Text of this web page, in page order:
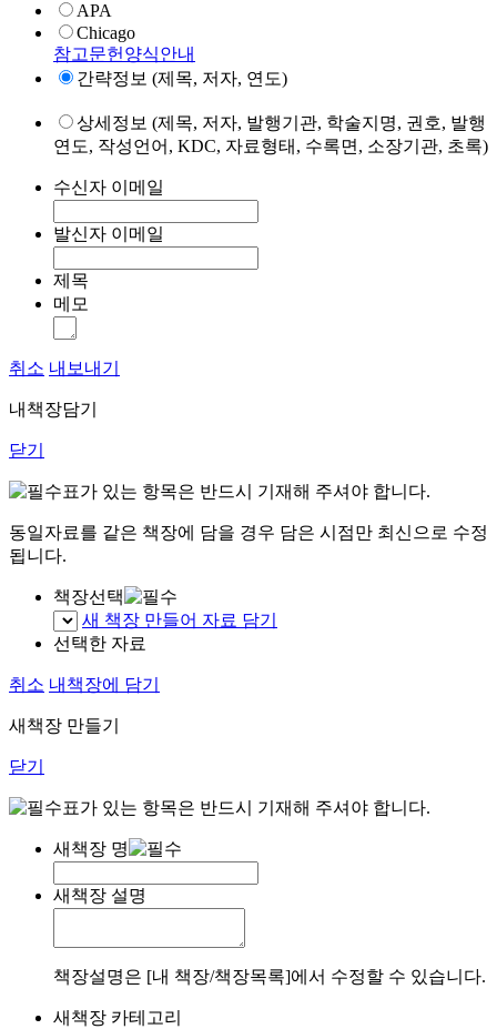
APA
Chicago
참고문헌양식안내
간략정보 (제목, 저자, 연도)
상세정보 (제목, 저자, 발행기관, 학술지명, 권호, 발행
연도, 작성언어, KDC, 자료형태, 수록면, 소장기관, 초록)
수신자 이메일
발신자 이메일
제목
메모
취소 내보내기
내책장담기
닫기
표가 있는 항목은 반드시 기재해 주셔야 합니다.
동일자료를 같은 책장에 담을 경우 담은 시점만 최신으로 수정
됩니다.
책장선택
새 책장 만들어 자료 담기
선택한 자료
취소 내책장에 담기
새책장 만들기
닫기
표가 있는 항목은 반드시 기재해 주셔야 합니다.
새책장 명
새책장 설명
책장설명은 [내 책장/책장목록]에서 수정할 수 있습니다.
새책장 카테고리